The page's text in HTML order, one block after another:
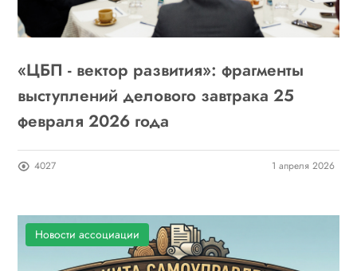
«ЦБП - вектор развития»: фрагменты
выступлений делового завтрака 25
февраля 2026 года
4027 1 апреля 2026
Новости ассоциации